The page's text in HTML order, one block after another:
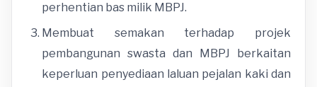
perhentian bas milik MBPJ.
Membuat semakan terhadap projek
pembangunan swasta dan MBPJ berkaitan
keperluan penyediaan laluan pejalan kaki dan